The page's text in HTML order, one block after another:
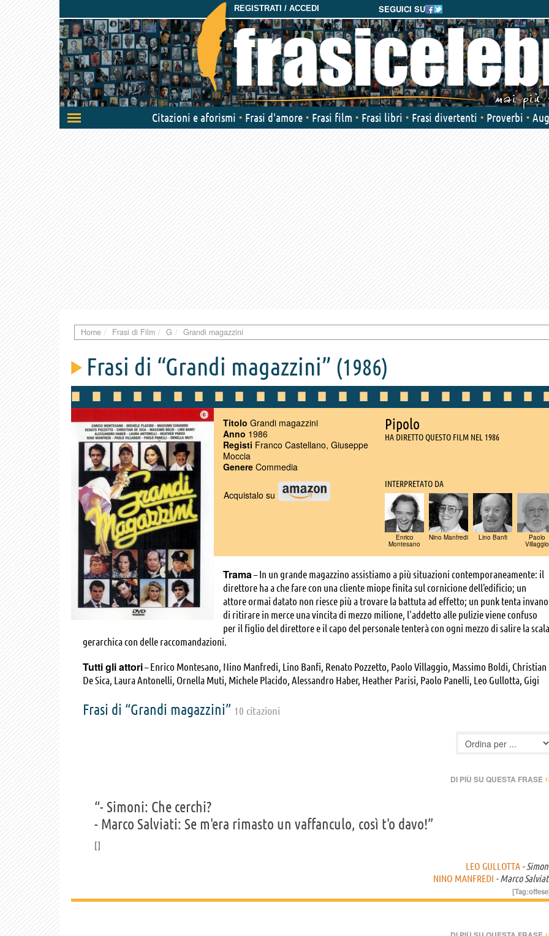
SEGUICI SU
REGISTRATI / ACCEDI
Attiva/disattiva
navigazione
Citazioni e aforismi Frasi d'amore Frasi film Frasi libri Frasi divertenti Proverbi
Home Frasi di Film G Grandi magazzini
Frasi di “Grandi magazzini” (1986)
Pipolo
HA DIRETTO QUESTO FILM NEL 1986
Titolo Grandi magazzini
Anno 1986
Registi Franco Castellano, Giuseppe
Moccia
Genere Commedia
INTERPRETATO DA
Enrico
Montesano
Nino Manfredi Lino Banfi Paolo
Villaggio
Acquistalo su
Trama– In un grande magazzino assistiamo a più situazioni contemporaneamente: il
direttore ha a che fare con una cliente miope finita sul cornicione dell'edificio; un
attore ormai datato non riesce più a trovare la battuta ad effetto; un punk tenta invano
di ritirare in merce una vincita di mezzo milione, l'addetto alle pulizie viene confuso
per il figlio del direttore e il capo del personale tenterà con ogni mezzo di salire la scala
gerarchica con delle raccomandazioni.
Tutti gli attori– Enrico Montesano, Nino Manfredi, Lino Banfi, Renato Pozzetto, Paolo Villaggio, Massimo Boldi, Christian
De Sica, Laura Antonelli, Ornella Muti, Michele Placido, Alessandro Haber, Heather Parisi, Paolo Panelli, Leo Gullotta, Gigi
Luciano Bonanni, Claudio Botosso, Massimo Buscemi, Dino Cassio, Victor Cavallo, Francesca Dellera, Bruno Di Luia, Maria
Donnarumma, Franco Fabrizi, Iaia Forte, Pietro Ghislandi, Peppe Lanzetta, Alessandra Panelli, Gustavo Pastorini, Massimo
Frasi di “Grandi magazzini” 10 citazioni
DI PIÙ SU QUESTA FRASE
“- Simoni: Che cerchi?
- Marco Salviati: Se m'era rimasto un vaffanculo, così t'o davo!”
LEO GULLOTTA -
NINO MANFREDI - Marco
[Tag:offese